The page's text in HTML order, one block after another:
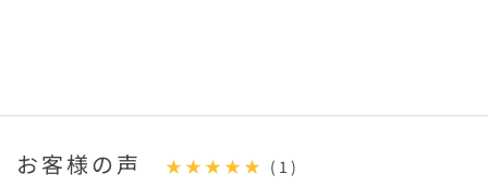
お客様の声 ★★★★★ (1)